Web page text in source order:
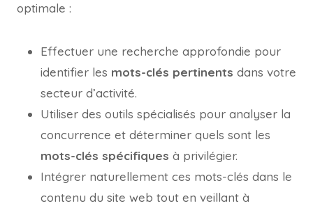
optimale :
Effectuer une recherche approfondie pour
identifier les mots-clés pertinents dans votre
secteur d’activité.
Utiliser des outils spécialisés pour analyser la
concurrence et déterminer quels sont les
mots-clés spécifiques à privilégier.
Intégrer naturellement ces mots-clés dans le
contenu du site web tout en veillant à